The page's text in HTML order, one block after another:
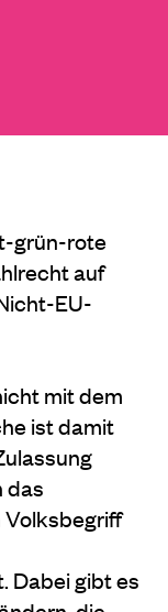
grün-rote
auf
EU-
mit dem
ist damit
das
Dabei gibt es